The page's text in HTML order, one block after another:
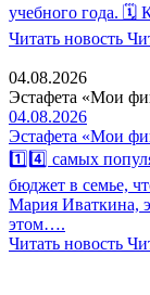
учебного года. 🗓
Читать новость
04.08.2026
Эстафета «Мои
04.08.2026
Эстафета «Мои
1️⃣4️⃣ самых
бюджет в семье,
Мария Иваткина,
этом….
Читать новость